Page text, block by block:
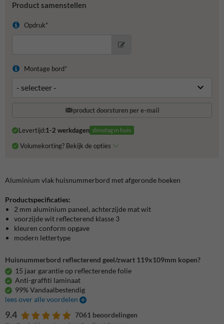
Product samenstellen
Opdruk*
Montage bord*
product doorsturen per e-mail
Levertijd:1-2 werkdagen dinsdag in huis
Volumekorting? Bekijk de opties
Aluminium vlak huisnummerbord met afgeronde hoeken
Productspecificaties:
2 mm aluminium paneel, achterzijde mat wit
voorzijde wit reflecterend klasse 3
kleuren conform opgave
modern lettertype
Huisnummerbord reflecterend geel/zwart 119x109mm kopen?
15 jaar garantie op reflecterende folie
Anti-graffiti laminaat
99% Vandaalbestendig
lees over alle voordelen
9.4 7061 beoordelingen